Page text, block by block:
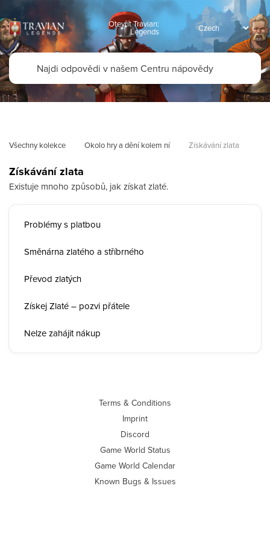
Otevřít Travian:
Legends
Všechny kolekce Okolo hry a dění kolem ní Získávání zlata
Získávání zlata
Existuje mnoho způsobů, jak získat zlaté.
Problémy s platbou
Směnárna zlatého a stříbrného
Převod zlatých
Získej Zlaté – pozvi přátele
Nelze zahájit nákup
Terms & Conditions
Imprint
Discord
Game World Status
Game World Calendar
Known Bugs & Issues